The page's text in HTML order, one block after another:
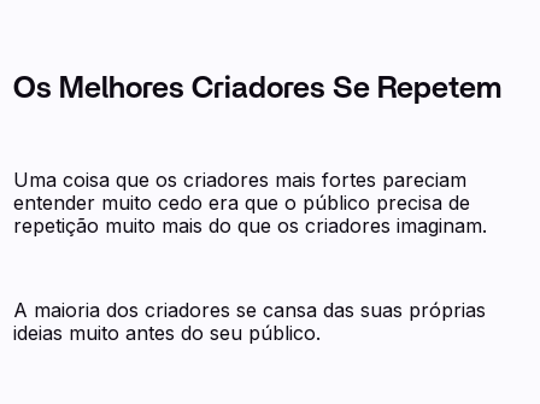
Os Melhores Criadores Se Repetem
Uma coisa que os criadores mais fortes pareciam
entender muito cedo era que o público precisa de
repetição muito mais do que os criadores imaginam.
A maioria dos criadores se cansa das suas próprias
ideias muito antes do seu público.